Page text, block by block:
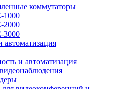
коммутаторы
1000
2000
3000
автоматизация
и автоматизация